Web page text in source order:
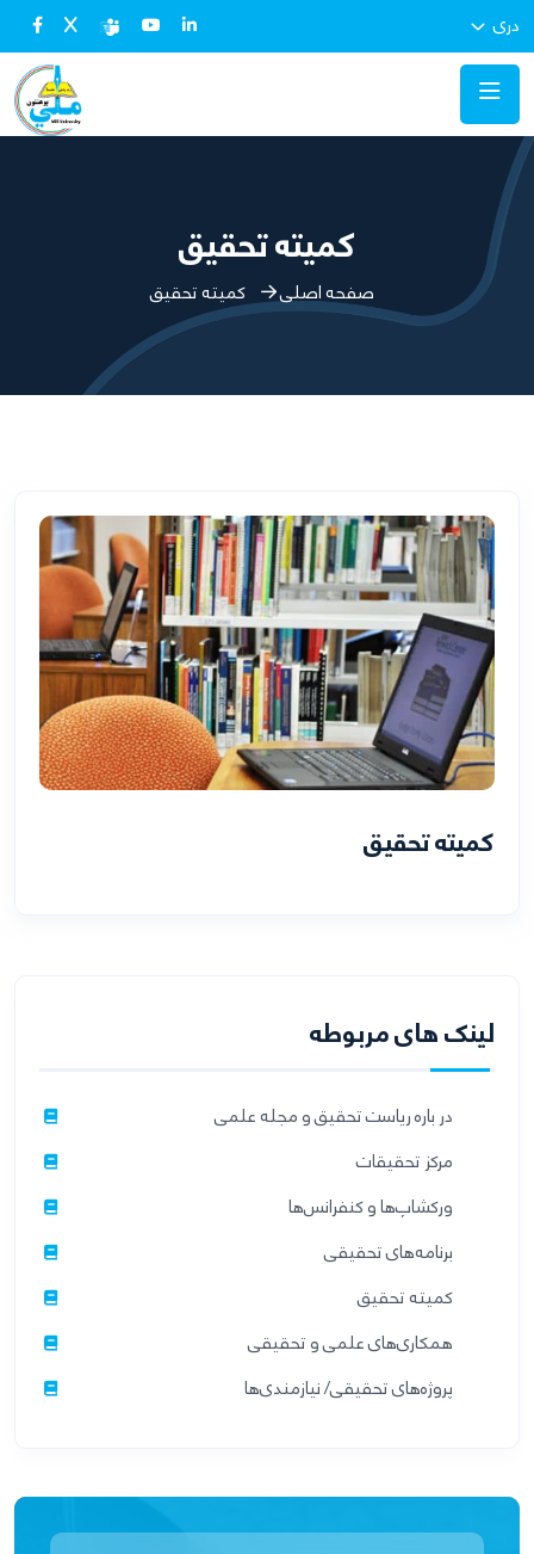
دری
کمیته تحقیق
صفحه اصلی کمیته تحقیق
کمیته تحقیق
لینک های مربوطه
در باره ریاست تحقیق و مجله علمی
مرکز تحقیقات
ورکشاپ‌ها و کنفرانس‌ها
برنامه‌های تحقیقی
کمیته تحقیق
همکاری‌های علمی و تحقیقی
پروژه‌های تحقیقی/ نیازمندی‌ها